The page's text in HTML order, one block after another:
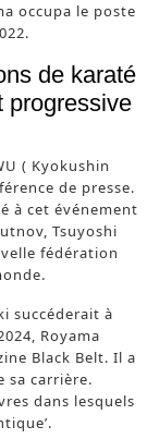
occupa le poste
de karaté
progressive
( Kyokushin
de presse.
à cet événement
Tsuyoshi
fédération
succéderait à
Royama
Black Belt. Il a
sa carrière.
dans lesquels